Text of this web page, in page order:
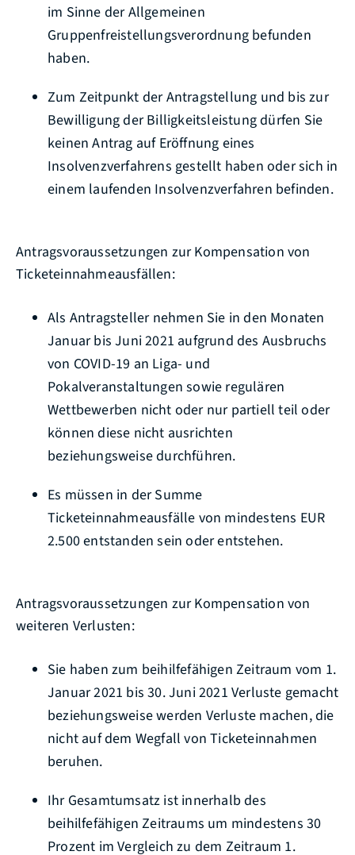
im Sinne der Allgemeinen
Gruppenfreistellungsverordnung befunden
haben.
Zum Zeitpunkt der Antragstellung und bis zur
Bewilligung der Billigkeitsleistung dürfen Sie
keinen Antrag auf Eröffnung eines
Insolvenzverfahrens gestellt haben oder sich in
einem laufenden Insolvenzverfahren befinden.
Antragsvoraussetzungen zur Kompensation von
Ticketeinnahmeausfällen:
Als Antragsteller nehmen Sie in den Monaten
Januar bis Juni 2021 aufgrund des Ausbruchs
von COVID-19 an Liga- und
Pokalveranstaltungen sowie regulären
Wettbewerben nicht oder nur partiell teil oder
können diese nicht ausrichten
beziehungsweise durchführen.
Es müssen in der Summe
Ticketeinnahmeausfälle von mindestens EUR
2.500 entstanden sein oder entstehen.
Antragsvoraussetzungen zur Kompensation von
weiteren Verlusten:
Sie haben zum beihilfefähigen Zeitraum vom 1.
Januar 2021 bis 30. Juni 2021 Verluste gemacht
beziehungsweise werden Verluste machen, die
nicht auf dem Wegfall von Ticketeinnahmen
beruhen.
Ihr Gesamtumsatz ist innerhalb des
beihilfefähigen Zeitraums um mindestens 30
Prozent im Vergleich zu dem Zeitraum 1.